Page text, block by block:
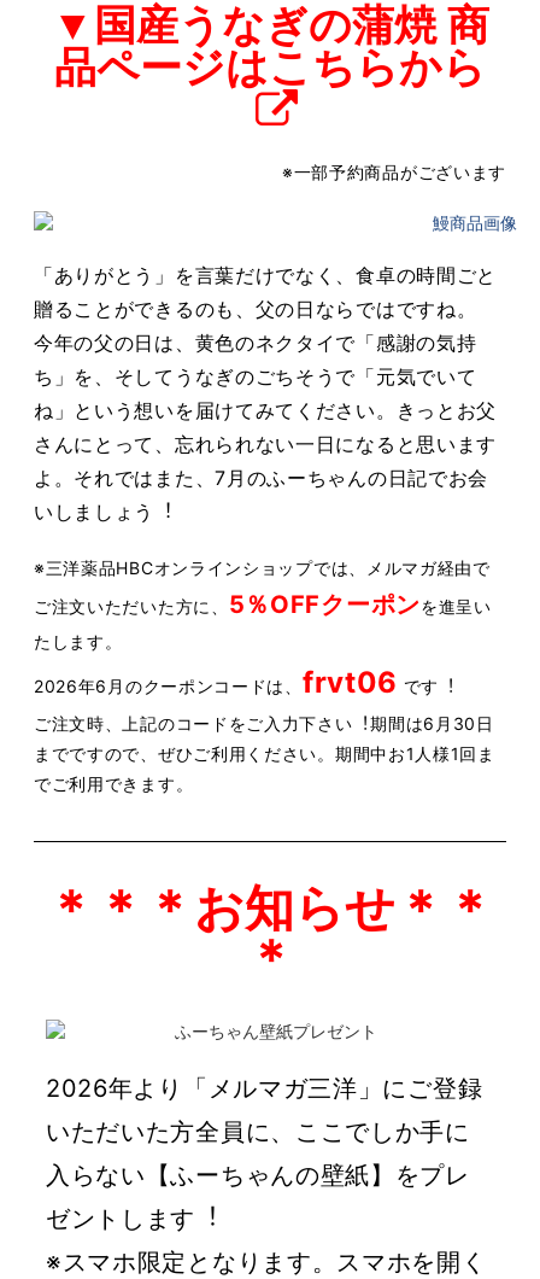
▼国産うなぎの蒲焼 商
品ページはこちらから
※⼀部予約商品がございます
「ありがとう」を⾔葉だけでなく、⾷卓の時間ごと
贈ることができるのも、⽗の⽇ならではですね。
今年の⽗の⽇は、⻩⾊のネクタイで「感謝の気持
ち」を、そしてうなぎのごちそうで「元気でいて
ね」という想いを届けてみてください。
きっとお⽗
さんにとって、忘れられない⼀⽇になると思います
よ。 それではまた、7⽉のふーちゃんの⽇記でお会
いしましょう︕
※三洋薬品HBCオンラインショップでは、メルマガ経由で
ご注⽂いただいた⽅に、 5％OFFクーポンを進呈い
たします。
2026年6⽉のクーポンコードは、 frvt06 です︕
ご注⽂時、上記のコードをご⼊⼒下さい︕期間は6⽉30⽇
までですので、ぜひご利⽤ください。 期間中お1⼈様1回ま
でご利⽤できます。
＊＊＊お知らせ＊＊
＊
2026年より「メルマガ三洋」にご登録
いただいた⽅全員に、ここでしか⼿に
⼊らない 【ふーちゃんの壁紙】をプレ
ゼントします︕
※スマホ限定となります。 スマホを開く